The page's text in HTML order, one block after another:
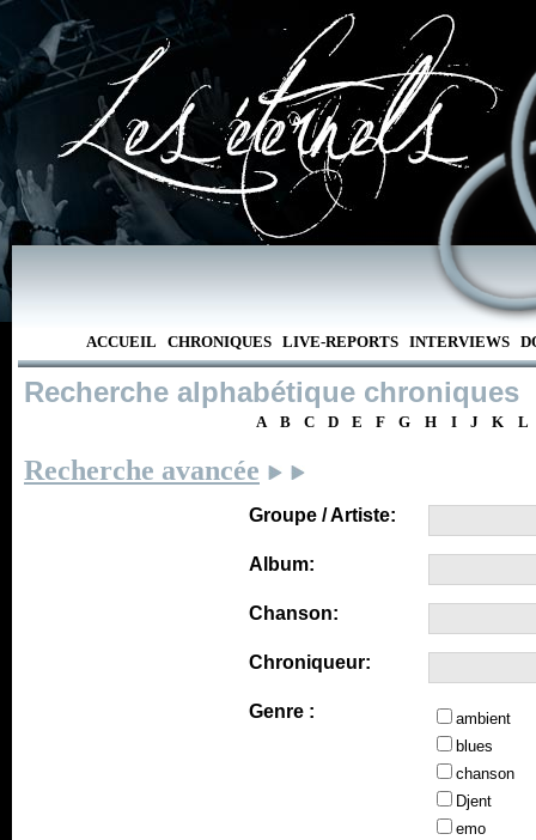
ACCUEIL CHRONIQUES LIVE-REPORTS INTERVIEWS
Recherche alphabétique chroniques
A B C D E F G H I J K L
Recherche avancée
Groupe / Artiste:
Album:
Chanson:
Chroniqueur:
Genre :
ambient
blues
chanson
Djent
emo